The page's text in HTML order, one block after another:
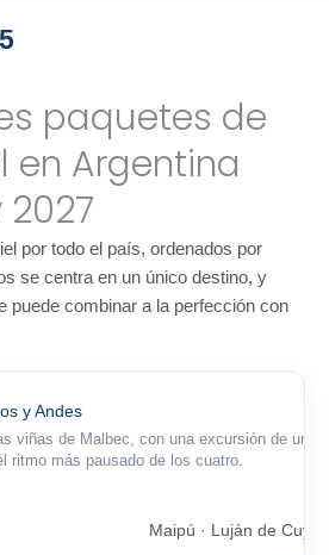
paquetes de
en Argentina
por todo el país, ordenados por
se centra en un único destino, y
puede combinar a la perfección con
y Andes
viñas de Malbec, con una excursión de un
ritmo más pausado de los cuatro.
Maipú · Luján de Cuyo